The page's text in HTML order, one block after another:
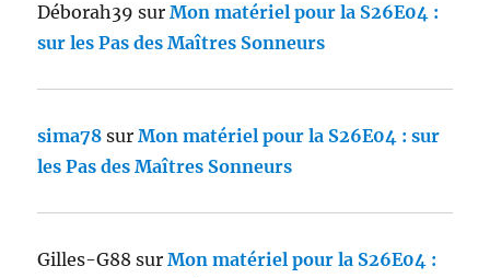
Déborah39 surMon matériel pour la S26E04 :
sur les Pas des Maîtres Sonneurs
sima78 surMon matériel pour la S26E04 : sur
les Pas des Maîtres Sonneurs
Gilles-G88 surMon matériel pour la S26E04 :